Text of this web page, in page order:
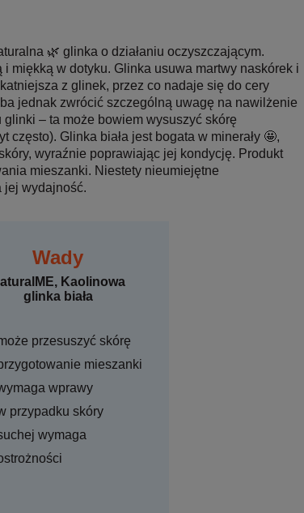
🌿 glinka o działaniu oczyszczającym.
miękką w dotyku. Glinka usuwa martwy naskórek i
z glinek, przez co nadaje się do cery
jednak zwrócić szczególną uwagę na nawilżenie
– ta może bowiem wysuszyć skórę
Glinka biała jest bogata w minerały 🤩,
wyraźnie poprawiając jej kondycję. Produkt
mieszanki. Niestety nieumiejętne
jej wydajność.
Wady
Kaolinowa
glinka biała
przesuszyć skórę
mieszanki
wprawy
przypadku skóry
wymaga